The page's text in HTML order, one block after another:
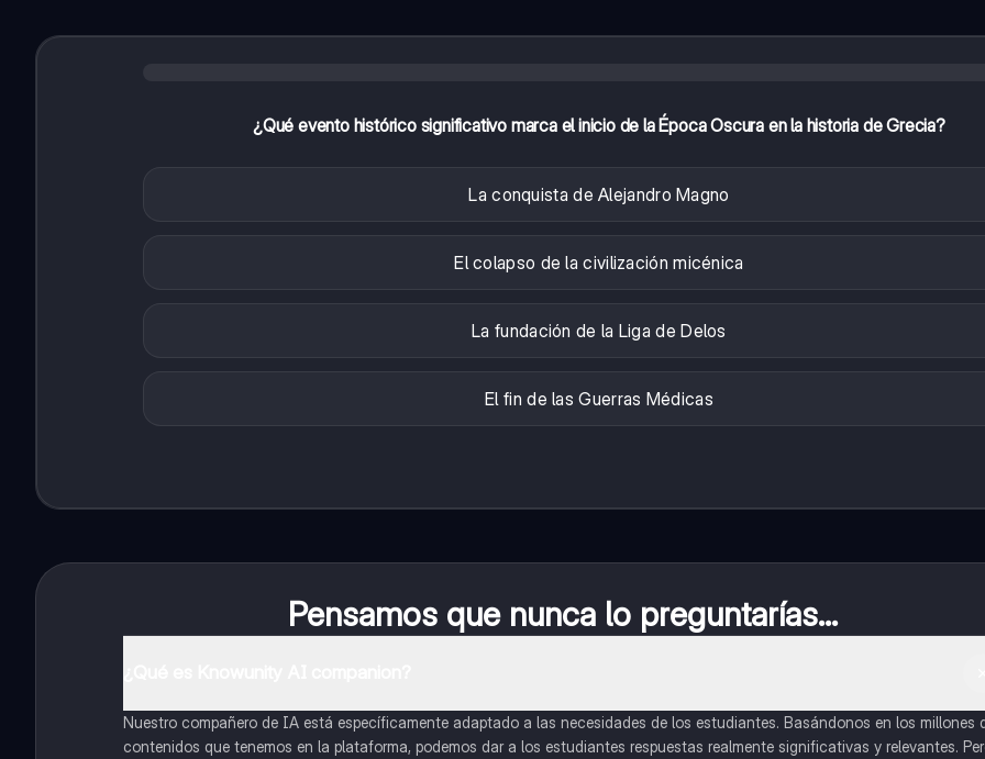
¿Qué evento histórico significativo marca el inicio de la Época Oscura en la historia de Grecia?
La conquista de Alejandro Magno
El colapso de la civilización micénica
La fundación de la Liga de Delos
El fin de las Guerras Médicas
Pensamos que nunca lo preguntarías...
Nuestro compañero de IA está específicamente adaptado a las necesidades de los estudiantes. Basándonos en los millones
contenidos que tenemos en la plataforma, podemos dar a los estudiantes respuestas realmente significativas y relevantes.